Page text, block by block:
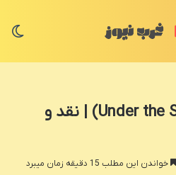
فیلم زیر پوست (Under the Skin) | نقد و
خواندن این مطلب 15 دقیقه زمان میبرد